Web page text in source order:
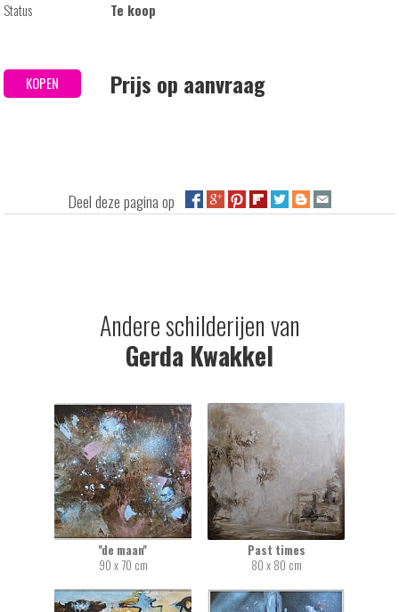
Status
Te koop
KOPEN Prijs op aanvraag
Deel deze pagina op
Andere schilderijen van
Gerda Kwakkel
''de maan''
90 x 70 cm
Past times
80 x 80 cm